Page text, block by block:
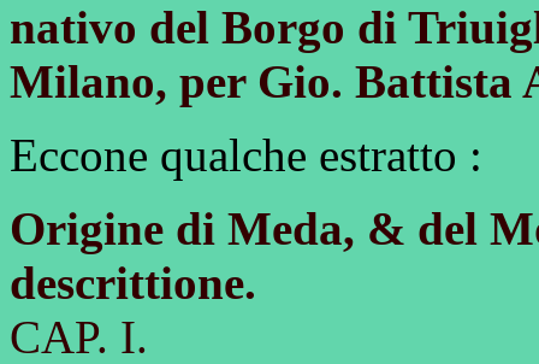
nativo del Borgo di
Milano, per Gio.
Eccone qualche estratto :
Origine di Meda, & del
descrittione.
CAP. I.